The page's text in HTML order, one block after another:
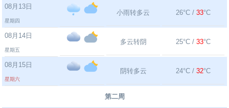
08月13日
星期四
小雨转多云 26°C / 33°C
08月14日
星期五
多云转阴 25°C / 33°C
08月15日
星期六
阴转多云 24°C / 32°C
第二周